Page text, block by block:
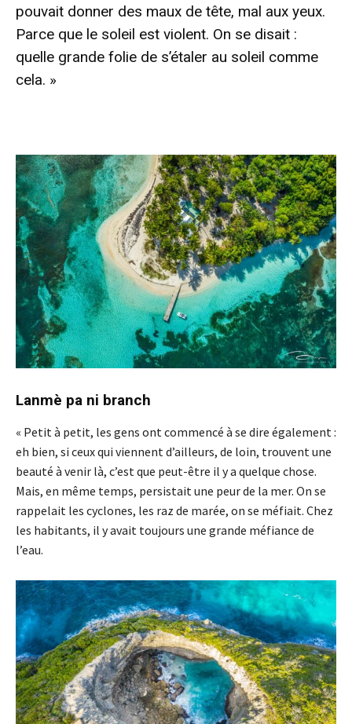
pouvait donner des maux de tête, mal aux yeux.
Parce que le soleil est violent. On se disait :
quelle grande folie de s’étaler au soleil comme
cela. »
Lanmè pa ni branch
« Petit à petit, les gens ont commencé à se dire également :
eh bien, si ceux qui viennent d’ailleurs, de loin, trouvent une
beauté à venir là, c’est que peut-être il y a quelque chose.
Mais, en même temps, persistait une peur de la mer. On se
rappelait les cyclones, les raz de marée, on se méfiait. Chez
les habitants, il y avait toujours une grande méfiance de
l’eau.